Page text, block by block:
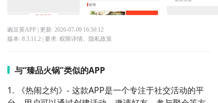
豌豆荚APP | 更新: 2026-07-09 16:50:12
版本: 8.3.11.2| 要求: 权限详情、 隐私政策
与“臻品火锅”类似的APP
1. 《热闹之约》- 这款APP是一个专注于社交活动的平